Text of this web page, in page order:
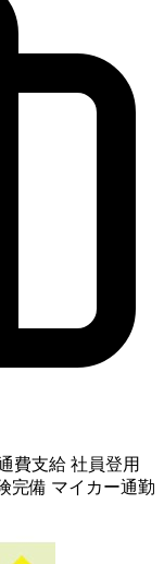
費支給 社員登用
完備 マイカー通勤